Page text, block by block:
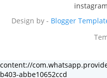
instagram
Design by - Blogger
content://
b403-abbe10652ccd